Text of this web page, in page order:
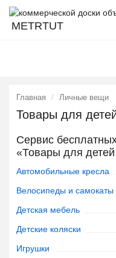
METRTUT
Главная Личные вещи
Товары для
Сервис
«Товары для
Автомобильные кресла
Велосипеды и самокаты
Детская мебель
Детские коляски
Игрушки